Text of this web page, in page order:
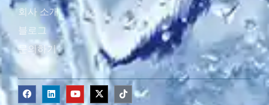
회사 소개
블로그
문의하기